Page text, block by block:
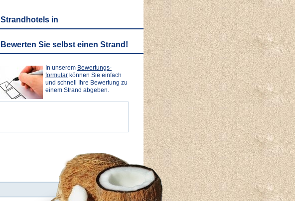
Strandhotels in
Bewerten Sie selbst einen Strand!
In unserem Bewertungs-
formular können Sie einfach
und schnell Ihre Bewertung zu
einem Strand abgeben.